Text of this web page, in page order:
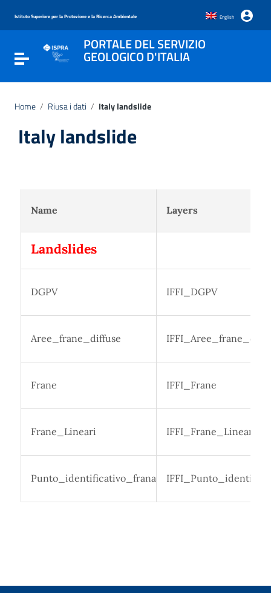
Vai al menu di navigazione
Vai al footer
Istituto Superiore per la Protezione e la Ricerca Ambientale English
Attiva / disattiva la navigazione
PORTALE DEL SERVIZIO
GEOLOGICO D'ITALIA
Home / Riusa i dati / Italy landslide
Italy landslide
Name Layers
Landslides
DGPV IFFI_DGPV
Aree_frane_diffuse
Frane IFFI_Frane
Frane_Lineari IFFI_Frane_Lineari
Punto_identificativo_frana